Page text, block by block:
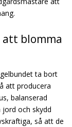
att blomma
ta bort
att producera
balanserad
jord och skydd
så att de